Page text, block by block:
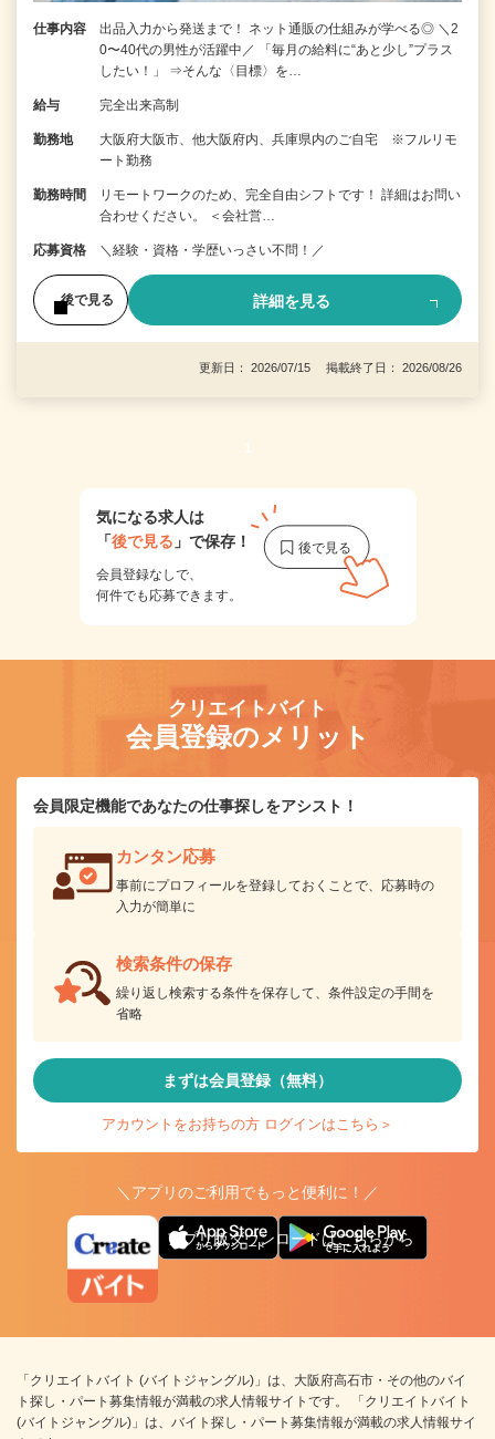
仕事内容
出品入力から発送まで！ ネット通販の仕組みが学べる◎ ＼2
0〜40代の男性が活躍中／ 「毎月の給料に“あと少し”プラス
したい！」 ⇒そんな〈目標〉を…
給与 完全出来高制
勤務地
大阪府大阪市、他大阪府内、兵庫県内のご自宅 ※フルリモ
ート勤務
勤務時間
リモートワークのため、完全自由シフトです！ 詳細はお問い
合わせください。 ＜会社営…
応募資格 ＼経験・資格・学歴いっさい不問！／
後で見る 詳細を見る
更新日： 2026/07/15 掲載終了日： 2026/08/26
1
気になる求人は
「後で見る 」で保存！
会員登録なしで、
何件でも応募できます。
クリエイトバイト
会員登録のメリット
会員限定機能であなたの仕事探しをアシスト！
カンタン応募
事前にプロフィールを登録しておくことで、応募時の
入力が簡単に
検索条件の保存
繰り返し検索する条件を保存して、条件設定の手間を
省略
まずは会員登録（無料）
アカウントをお持ちの方 ログインはこちら＞
＼アプリのご利用でもっと便利に！／
アプリ版ダウンロードはこちらから
「クリエイトバイト (バイトジャングル)」は、大阪府高石市・その他のバイ
ト探し・パート募集情報が満載の求人情報サイトです。 「クリエイトバイト
(バイトジャングル)」は、バイト探し・パート募集情報が満載の求人情報サイ